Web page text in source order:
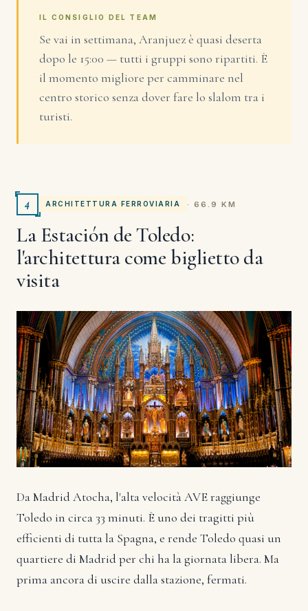
IL CONSIGLIO DEL TEAM
Se vai in settimana, Aranjuez è quasi deserta
dopo le 15:00 — tutti i gruppi sono ripartiti. È
il momento migliore per camminare nel
centro storico senza dover fare lo slalom tra i
turisti.
4 ARCHITETTURA FERROVIARIA · 66.9 KM
La Estación de Toledo:
l'architettura come biglietto da
visita
Da Madrid Atocha, l'alta velocità AVE raggiunge
Toledo in circa 33 minuti. È uno dei tragitti più
efficienti di tutta la Spagna, e rende Toledo quasi un
quartiere di Madrid per chi ha la giornata libera. Ma
prima ancora di uscire dalla stazione, fermati.